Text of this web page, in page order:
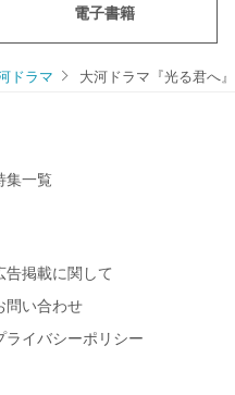
電子書籍
ドラマ 大河ドラマ『光る君へ
集一覧
告掲載に関して
問い合わせ
ライバシーポリシー